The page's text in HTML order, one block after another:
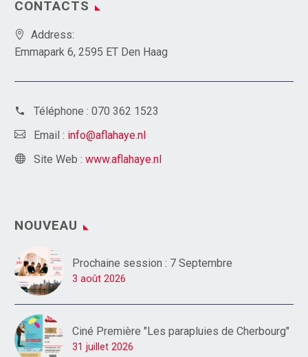
CONTACTS
Address:
Emmapark 6, 2595 ET Den Haag
Téléphone : 070 362 1523
Email : info@aflahaye.nl
Site Web : www.aflahaye.nl
NOUVEAU
Prochaine session : 7 Septembre
3 août 2026
Ciné Première "Les parapluies de Cherbourg"
31 juillet 2026